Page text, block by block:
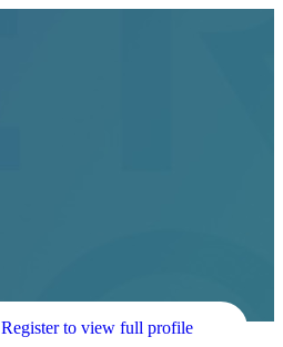
Register to view full profile